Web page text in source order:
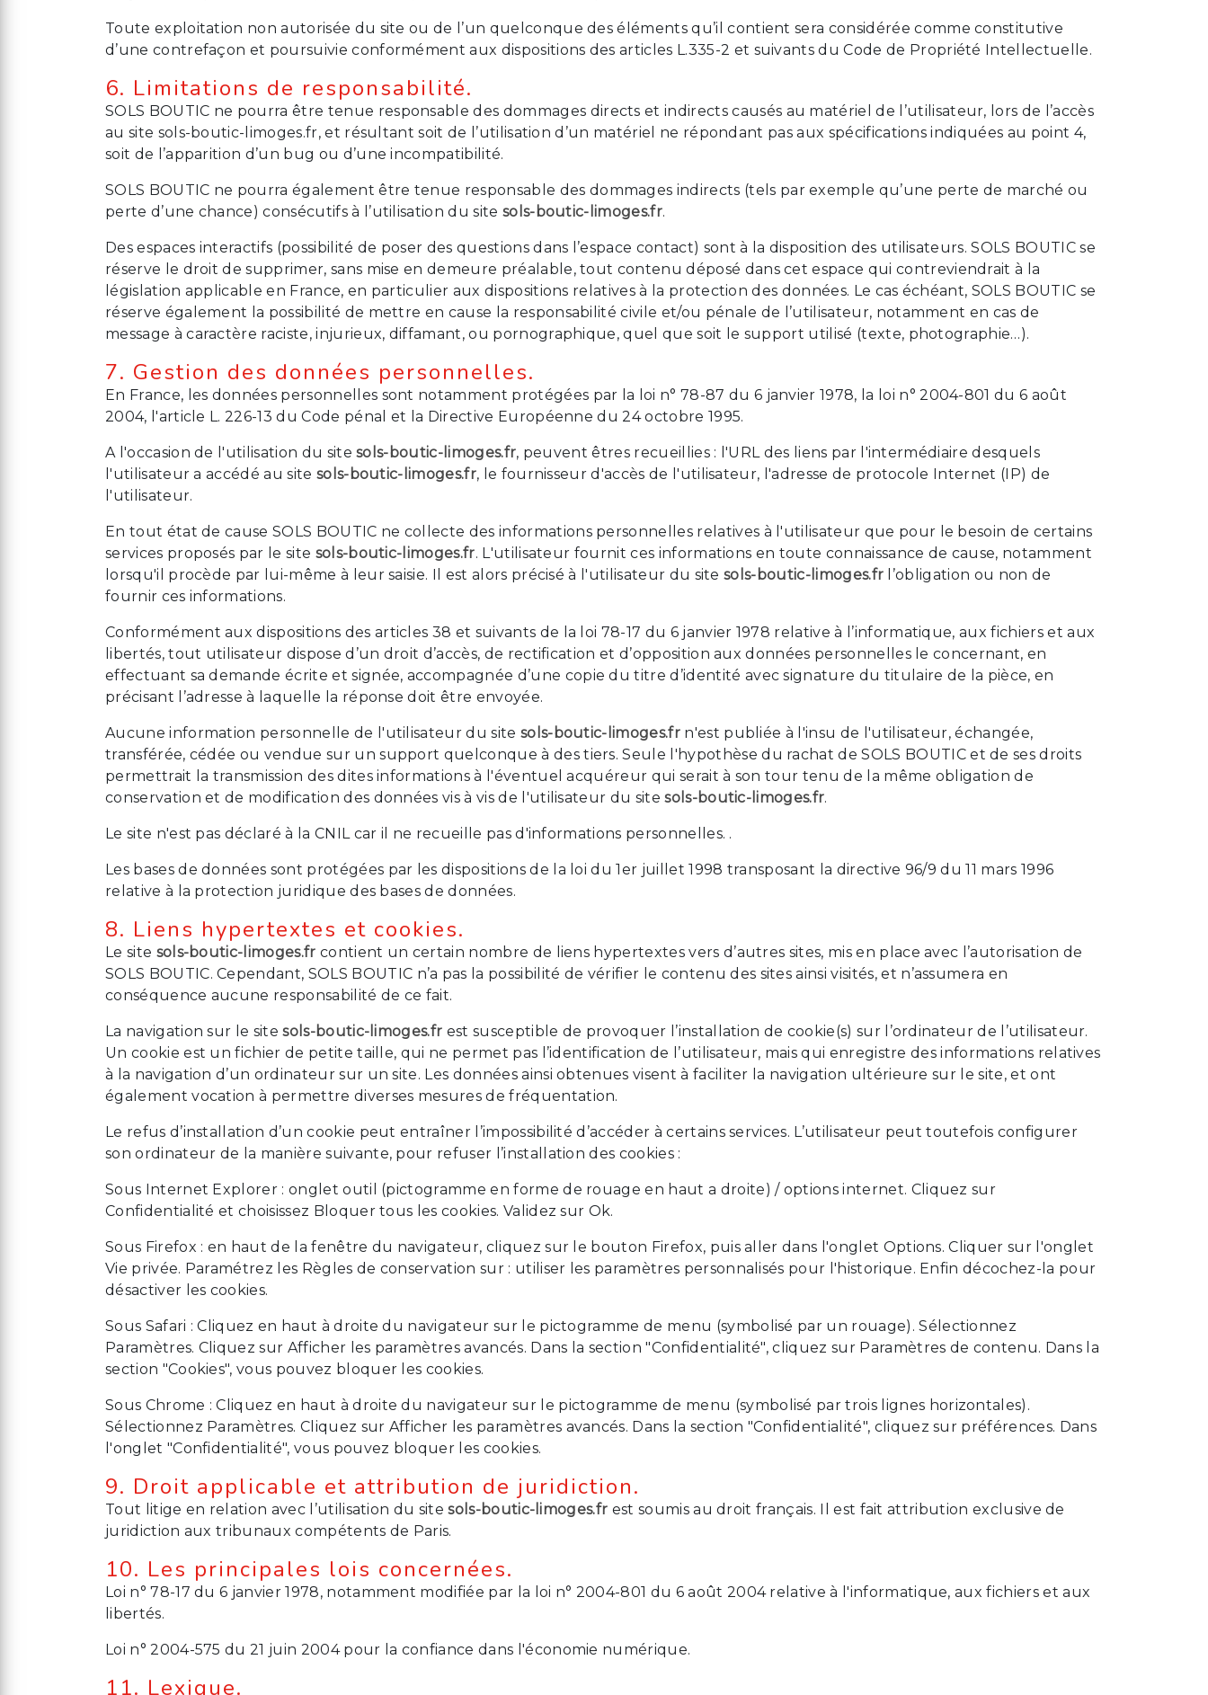
Toute exploitation non autorisée du site ou de l’un quelconque des éléments qu’il contient sera considérée comme constitutive
d’une contrefaçon et poursuivie conformément aux dispositions des articles L.335-2 et suivants du Code de Propriété Intellectuelle.
6. Limitations de responsabilité.
SOLS BOUTIC ne pourra être tenue responsable des dommages directs et indirects causés au matériel de l’utilisateur, lors de l’accès
au site sols-boutic-limoges.fr, et résultant soit de l’utilisation d’un matériel ne répondant pas aux spécifications indiquées au point 4,
soit de l’apparition d’un bug ou d’une incompatibilité.
SOLS BOUTIC ne pourra également être tenue responsable des dommages indirects (tels par exemple qu’une perte de marché ou
perte d’une chance) consécutifs à l’utilisation du site sols-boutic-limoges.fr.
Des espaces interactifs (possibilité de poser des questions dans l’espace contact) sont à la disposition des utilisateurs. SOLS BOUTIC se
réserve le droit de supprimer, sans mise en demeure préalable, tout contenu déposé dans cet espace qui contreviendrait à la
législation applicable en France, en particulier aux dispositions relatives à la protection des données. Le cas échéant, SOLS BOUTIC se
réserve également la possibilité de mettre en cause la responsabilité civile et/ou pénale de l’utilisateur, notamment en cas de
message à caractère raciste, injurieux, diffamant, ou pornographique, quel que soit le support utilisé (texte, photographie…).
7. Gestion des données personnelles.
En France, les données personnelles sont notamment protégées par la loi n° 78-87 du 6 janvier 1978, la loi n° 2004-801 du 6 août
2004, l'article L. 226-13 du Code pénal et la Directive Européenne du 24 octobre 1995.
A l'occasion de l'utilisation du sitesols-boutic-limoges.fr, peuvent êtres recueillies : l'URL des liens par l'intermédiaire desquels
l'utilisateur a accédé au site sols-boutic-limoges.fr, le fournisseur d'accès de l'utilisateur, l'adresse de protocole Internet (IP) de
l'utilisateur.
En tout état de cause SOLS BOUTIC ne collecte des informations personnelles relatives à l'utilisateur que pour le besoin de certains
services proposés par le site sols-boutic-limoges.fr. L'utilisateur fournit ces informations en toute connaissance de cause, notamment
lorsqu'il procède par lui-même à leur saisie. Il est alors précisé à l'utilisateur du sitesols-boutic-limoges.fr l’obligation ou non de
fournir ces informations.
Conformément aux dispositions des articles 38 et suivants de la loi 78-17 du 6 janvier 1978 relative à l’informatique, aux fichiers et aux
libertés, tout utilisateur dispose d’un droit d’accès, de rectification et d’opposition aux données personnelles le concernant, en
effectuant sa demande écrite et signée, accompagnée d’une copie du titre d’identité avec signature du titulaire de la pièce, en
précisant l’adresse à laquelle la réponse doit être envoyée.
Aucune information personnelle de l'utilisateur du site sols-boutic-limoges.frn'est publiée à l'insu de l'utilisateur, échangée,
transférée, cédée ou vendue sur un support quelconque à des tiers. Seule l'hypothèse du rachat de SOLS BOUTIC et de ses droits
permettrait la transmission des dites informations à l'éventuel acquéreur qui serait à son tour tenu de la même obligation de
conservation et de modification des données vis à vis de l'utilisateur du sitesols-boutic-limoges.fr.
Le site n'est pas déclaré à la CNIL car il ne recueille pas d'informations personnelles. .
Les bases de données sont protégées par les dispositions de la loi du 1er juillet 1998 transposant la directive 96/9 du 11 mars 1996
relative à la protection juridique des bases de données.
8. Liens hypertextes et cookies.
Le site sols-boutic-limoges.fr contient un certain nombre de liens hypertextes vers d’autres sites, mis en place avec l’autorisation de
SOLS BOUTIC. Cependant, SOLS BOUTIC n’a pas la possibilité de vérifier le contenu des sites ainsi visités, et n’assumera en
conséquence aucune responsabilité de ce fait.
La navigation sur le sitesols-boutic-limoges.fr est susceptible de provoquer l’installation de cookie(s) sur l’ordinateur de l’utilisateur.
Un cookie est un fichier de petite taille, qui ne permet pas l’identification de l’utilisateur, mais qui enregistre des informations relatives
à la navigation d’un ordinateur sur un site. Les données ainsi obtenues visent à faciliter la navigation ultérieure sur le site, et ont
également vocation à permettre diverses mesures de fréquentation.
Le refus d’installation d’un cookie peut entraîner l’impossibilité d’accéder à certains services. L’utilisateur peut toutefois configurer
son ordinateur de la manière suivante, pour refuser l’installation des cookies :
Sous Internet Explorer : onglet outil (pictogramme en forme de rouage en haut a droite) / options internet. Cliquez sur
Confidentialité et choisissez Bloquer tous les cookies. Validez sur Ok.
Sous Firefox : en haut de la fenêtre du navigateur, cliquez sur le bouton Firefox, puis aller dans l'onglet Options. Cliquer sur l'onglet
Vie privée. Paramétrez les Règles de conservation sur : utiliser les paramètres personnalisés pour l'historique. Enfin décochez-la pour
désactiver les cookies.
Sous Safari : Cliquez en haut à droite du navigateur sur le pictogramme de menu (symbolisé par un rouage). Sélectionnez
Paramètres. Cliquez sur Afficher les paramètres avancés. Dans la section "Confidentialité", cliquez sur Paramètres de contenu. Dans la
section "Cookies", vous pouvez bloquer les cookies.
Sous Chrome : Cliquez en haut à droite du navigateur sur le pictogramme de menu (symbolisé par trois lignes horizontales).
Sélectionnez Paramètres. Cliquez sur Afficher les paramètres avancés. Dans la section "Confidentialité", cliquez sur préférences. Dans
l'onglet "Confidentialité", vous pouvez bloquer les cookies.
9. Droit applicable et attribution de juridiction.
Tout litige en relation avec l’utilisation du sitesols-boutic-limoges.fr est soumis au droit français. Il est fait attribution exclusive de
juridiction aux tribunaux compétents de Paris.
10. Les principales lois concernées.
Loi n° 78-17 du 6 janvier 1978, notamment modifiée par la loi n° 2004-801 du 6 août 2004 relative à l'informatique, aux fichiers et aux
libertés.
Loi n° 2004-575 du 21 juin 2004 pour la confiance dans l'économie numérique.
11. Lexique.